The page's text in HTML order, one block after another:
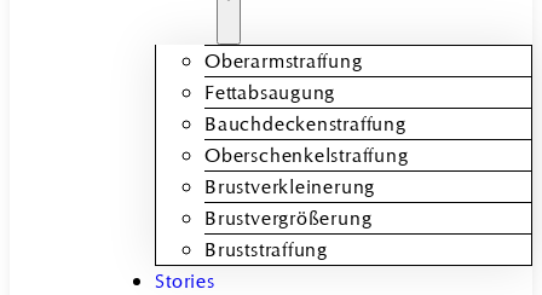
Oberarmstraffung
Fettabsaugung
Bauchdeckenstraffung
Oberschenkelstraffung
Brustverkleinerung
Brustvergrößerung
Bruststraffung
Stories